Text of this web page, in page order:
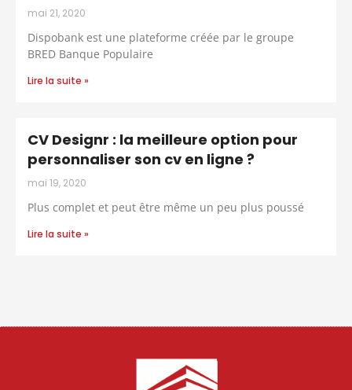
mai 21, 2020
Dispobank est une plateforme créée par le groupe
BRED Banque Populaire
Lire la suite »
CV Designr : la meilleure option pour
personnaliser son cv en ligne ?
mai 19, 2020
Plus complet et peut être même un peu plus poussé
Lire la suite »